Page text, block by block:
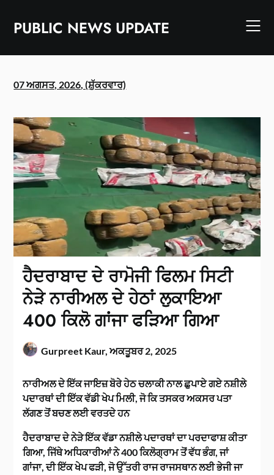
contentPUBLIC NEWS UPDATE
07 ਅਗਸਤ, 2026, (ਸ਼ੁੱਕਰਵਾਰ)
ਹੈਦਰਾਬਾਦ ਦੇ ਰਾਮੋਜੀ ਫਿਲਮ ਸਿਟੀ
ਨੇੜੇ ਨਾਰੀਅਲ ਦੇ ਹੇਠਾਂ ਲੁਕਾਇਆ
400 ਕਿਲੋ ਗਾਂਜਾ ਫੜਿਆ ਗਿਆ
Gurpreet Kaur,ਅਕਤੂਬਰ 2, 2025
ਨਾਰੀਅਲ ਦੇ ਇੱਕ ਜਾਇਜ਼ ਬੋਰੇ ਹੇਠ ਚਲਾਕੀ ਨਾਲ ਛੁਪਾਏ ਗਏ ਨਸ਼ੀਲੇ
ਪਦਾਰਥਾਂ ਦੀ ਇੱਕ ਵੱਡੀ ਖੇਪ ਮਿਲੀ, ਜੋ ਕਿ ਤਸਕਰ ਅਕਸਰ ਪਤਾ
ਲੱਗਣ ਤੋਂ ਬਚਣ ਲਈ ਵਰਤਦੇ ਹਨ
ਹੈਦਰਾਬਾਦ ਦੇ ਨੇੜੇ ਇੱਕ ਵੱਡਾ ਨਸ਼ੀਲੇ ਪਦਾਰਥਾਂ ਦਾ ਪਰਦਾਫਾਸ਼ ਕੀਤਾ
ਗਿਆ, ਜਿੱਥੇ ਅਧਿਕਾਰੀਆਂ ਨੇ 400 ਕਿਲੋਗ੍ਰਾਮ ਤੋਂ ਵੱਧ ਭੰਗ, ਜਾਂ
ਗਾਂਜਾ, ਦੀ ਇੱਕ ਖੇਪ ਫੜੀ, ਜੋ ਉੱਤਰੀ ਰਾਜ ਰਾਜਸਥਾਨ ਲਈ ਭੇਜੀ ਜਾ